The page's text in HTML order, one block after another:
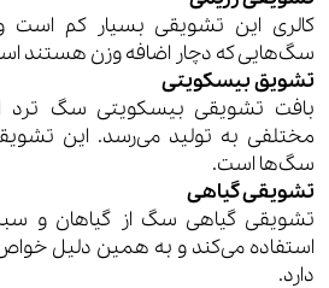
کالری این تشویقی بسیار کم است
سگ‌هایی که دچار اضافه وزن هستند
تشویق بیسکویتی
بافت تشویقی بیسکویتی سگ
مختلفی به تولید می‌رسد. این
سگ‌ها است.
تشویقی گیاهی
تشویقی گیاهی سگ از گیاهان و
استفاده می‌کند و به همین دلیل
دارد.